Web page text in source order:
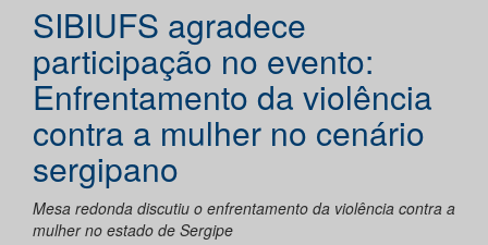
SIBIUFS agradece
participação no evento:
Enfrentamento da violência
contra a mulher no cenário
sergipano
Mesa redonda discutiu o enfrentamento da violência contra a
mulher no estado de Sergipe